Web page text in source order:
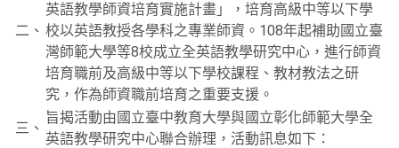
二、
英語教學師資培育實施計畫」，培育高級中等以下學
校以英語教授各學科之專業師資。108年起補助國立臺
灣師範大學等8校成立全英語教學研究中心，進行師資
培育職前及高級中等以下學校課程、教材教法之研
究，作為師資職前培育之重要支援。
三、
旨揭活動由國立臺中教育大學與國立彰化師範大學全
英語教學研究中心聯合辦理，活動訊息如下：